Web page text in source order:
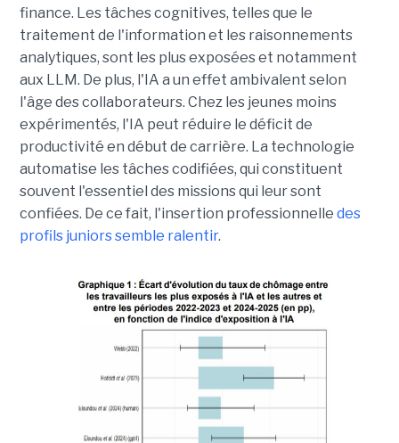
finance. Les tâches cognitives, telles que le
traitement de l'information et les raisonnements
analytiques, sont les plus exposées et notamment
aux LLM. De plus, l'IA a un effet ambivalent selon
l'âge des collaborateurs. Chez les jeunes moins
expérimentés, l'IA peut réduire le déficit de
productivité en début de carrière. La technologie
automatise les tâches codifiées, qui constituent
souvent l'essentiel des missions qui leur sont
confiées. De ce fait, l'insertion professionnelle des
profils juniors semble ralentir.